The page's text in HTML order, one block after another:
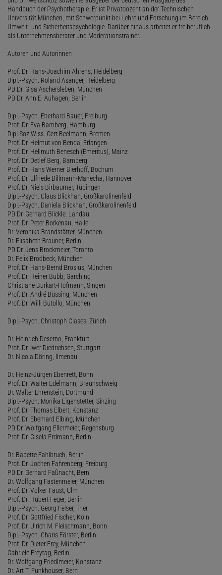
Handbuch der Psychotherapie. Er ist Privatdozent an der Technischen
Universität München, mit Schwerpunkt bei Lehre und Forschung im Bereich
Umwelt- und Sicherheitspsychologie. Darüber hinaus arbeitet er freiberuflich
als Unternehmensberater und Moderationstrainer.
Autoren und Autorinnen
Prof. Dr. Hans-Joachim Ahrens, Heidelberg
Dipl.-Psych. Roland Asanger, Heidelberg
PD Dr. Gisa Aschersleben, München
PD Dr. Ann E. Auhagen, Berlin
Dipl.-Psych. Eberhard Bauer, Freiburg
Prof. Dr. Eva Bamberg, Hamburg
Dipl.Soz.Wiss. Gert Beelmann, Bremen
Prof. Dr. Helmut von Benda, Erlangen
Prof. Dr. Hellmuth Benesch (Emeritus), Mainz
Prof. Dr. Detlef Berg, Bamberg
Prof. Dr. Hans Werner Bierhoff, Bochum
Prof. Dr. Elfriede Billmann-Mahecha, Hannover
Prof. Dr. Niels Birbaumer, Tübingen
Dipl.-Psych. Claus Blickhan, Großkarolinenfeld
Dipl.-Psych. Daniela Blickhan, Großkarolinenfeld
PD Dr. Gerhard Blickle, Landau
Prof. Dr. Peter Borkenau, Halle
Dr. Veronika Brandstätter, München
Dr. Elisabeth Brauner, Berlin
PD Dr. Jens Brockmeier, Toronto
Dr. Felix Brodbeck, München
Prof. Dr. Hans-Bernd Brosius, München
Prof. Dr. Heiner Bubb, Garching
Christiane Burkart-Hofmann, Singen
Prof. Dr. André Büssing, München
Prof. Dr. Willi Butollo, München
Dipl.-Psych. Christoph Clases, Zürich
Dr. Heinrich Deserno, Frankfurt
Prof. Dr. Iwer Diedrichsen, Stuttgart
Dr. Nicola Döring, Ilmenau
Dr. Heinz-Jürgen Ebenrett, Bonn
Prof. Dr. Walter Edelmann, Braunschweig
Dr. Walter Ehrenstein, Dortmund
Dipl.-Psych. Monika Eigenstetter, Sinzing
Prof. Dr. Thomas Elbert, Konstanz
Prof. Dr. Eberhard Elbing, München
PD Dr. Wolfgang Ellermeier, Regensburg
Prof. Dr. Gisela Erdmann, Berlin
Dr. Babette Fahlbruch, Berlin
Prof. Dr. Jochen Fahrenberg, Freiburg
PD Dr. Gerhard Faßnacht, Bern
Dr. Wolfgang Fastenmeier, München
Prof. Dr. Volker Faust, Ulm
Prof. Dr. Hubert Feger, Berlin
Dipl.-Psych. Georg Felser, Trier
Prof. Dr. Gottfried Fischer, Köln
Prof. Dr. Ulrich M. Fleischmann, Bonn
Dipl.-Psych. Charis Förster, Berlin
Prof. Dr. Dieter Frey, München
Gabriele Freytag, Berlin
Dr. Wolfgang Friedlmeier, Konstanz
Dr. Art T. Funkhouser, Bern